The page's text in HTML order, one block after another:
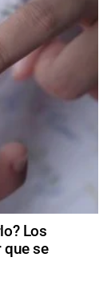
Los
se